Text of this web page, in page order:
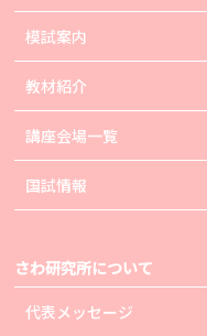
模試案内
教材紹介
講座会場一覧
国試情報
さわ研究所について
代表メッセージ